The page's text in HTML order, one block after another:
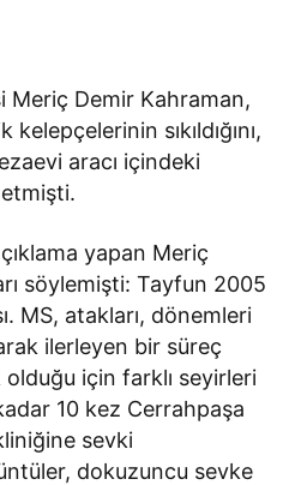
Meriç Demir Kahraman,
sıkıldığını,
aracı içindeki
yapan Meriç
söylemişti: Tayfun 2005
MS, atakları, dönemleri
ilerleyen bir süreç
için farklı seyirleri
10 kez Cerrahpaşa
sevki
dokuzuncu sevke